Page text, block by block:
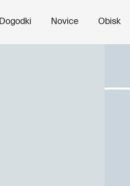
Dogodki Novice Obisk